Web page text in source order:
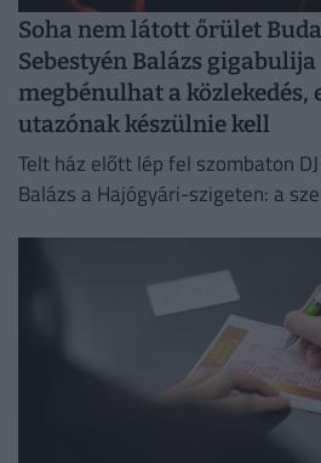
Soha nem látott őrület
Sebestyén Balázs
megbénulhat a közlekedés,
utazónak készülnie kell
Telt ház előtt lép fel szombaton
Balázs a Hajógyári-szigeten: a